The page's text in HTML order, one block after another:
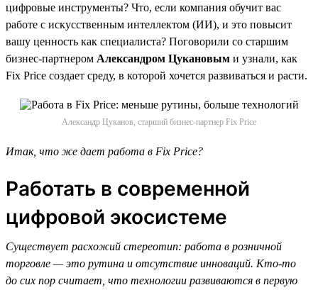
цифровые инструменты? Что, если компания обучит вас
работе с искусственным интеллектом (ИИ), и это повысит
вашу ценность как специалиста? Поговорили со старшим
бизнес-партнером Александром Цукановым и узнали, как
Fix Price создает среду, в которой хочется развиваться и расти.
Александр Цуканов, старший бизнес-партнер Fix Price
Итак, что же дает работа в Fix Price?
Работать в современной
цифровой экосистеме
Существует расхожий стереотип: работа в розничной
торговле — это рутина и отсутствие инноваций. Кто-то
до сих пор считает, что технологии развиваются в первую